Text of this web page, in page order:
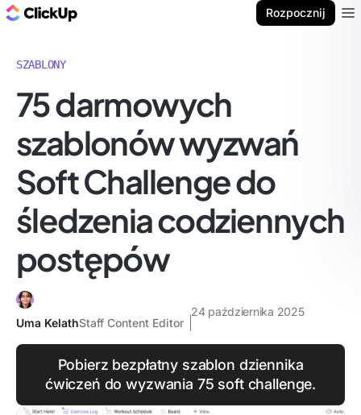
Rozpocznij
SZABLONY
75 darmowych
szablonów wyzwań
Soft Challenge do
śledzenia codziennych
postępów
Uma KelathStaff Content Editor
24 października 2025
Pobierz bezpłatny szablon dziennika
ćwiczeń do wyzwania 75 soft challenge.